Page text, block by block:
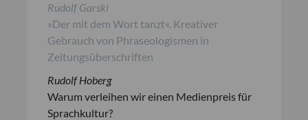
Rudolf Garski
»Der mit dem Wort tanzt«. Kreativer
Gebrauch von Phraseologismen in
Zeitungsüberschriften
Rudolf Hoberg
Warum verleihen wir einen Medienpreis für
Sprachkultur?